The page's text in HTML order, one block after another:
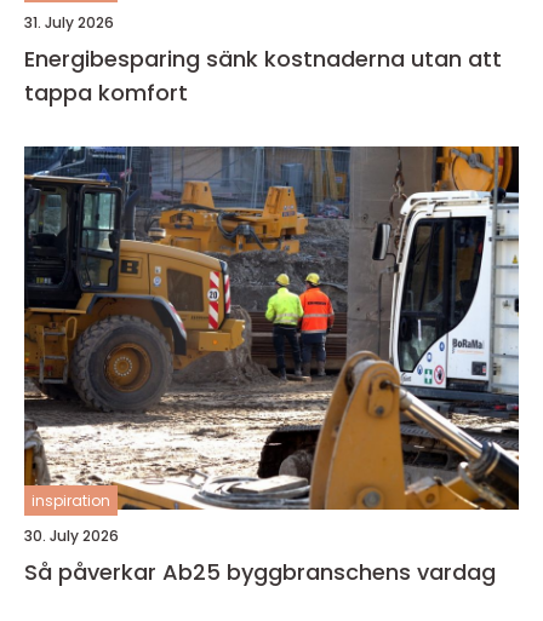
31. July 2026
Energibesparing sänk kostnaderna utan att
tappa komfort
inspiration
30. July 2026
Så påverkar Ab25 byggbranschens vardag